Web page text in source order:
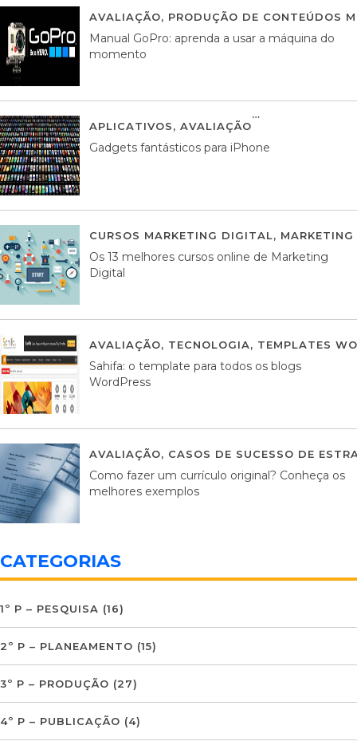
AVALIAÇÃO, PRODUÇÃO DE CONTEÚDOS
Manual GoPro: aprenda a usar a máquina do
momento
APLICATIVOS, AVALIAÇÃO
Gadgets fantásticos para iPhone
CURSOS MARKETING DIGITAL,
Os 13 melhores cursos online de Marketing
Digital
AVALIAÇÃO, TECNOLOGIA, TEMPLATES
Sahifa: o template para todos os blogs
WordPress
AVALIAÇÃO, CASOS DE SUCESSO DE
Como fazer um currículo original? Conheça os
melhores exemplos
CATEGORIAS
1º P – PESQUISA (16)
2º P – PLANEAMENTO (15)
3º P – PRODUÇÃO (27)
4º P – PUBLICAÇÃO (4)